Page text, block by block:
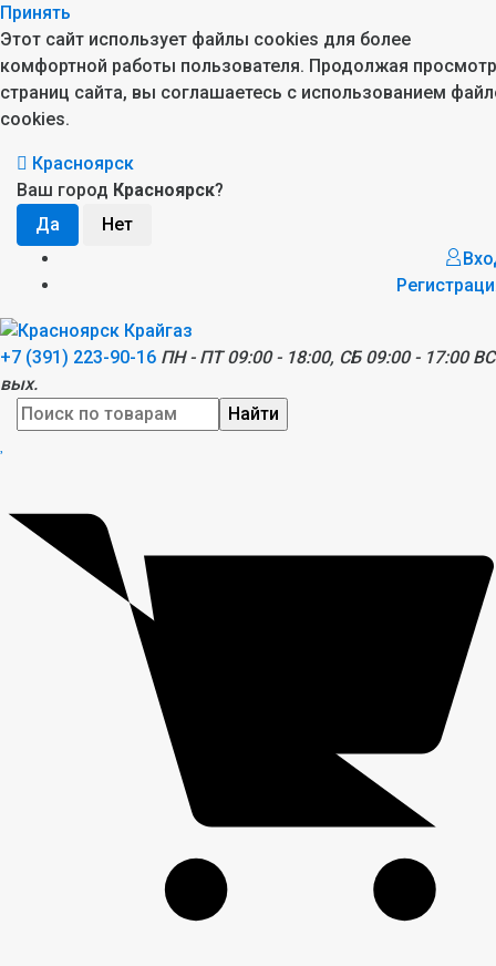
Принять
Этот сайт использует файлы cookies для более
комфортной работы пользователя. Продолжая просмотр
страниц сайта, вы соглашаетесь с использованием
cookies.
Красноярск
Ваш город Красноярск?
+7 (391) 223-90-16 ПН - ПТ 09:00 - 18:00, СБ 09:00 - 17:00
вых.
Найти